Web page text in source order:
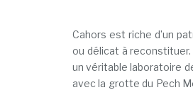
Cahors est riche d’un
ou délicat à
un véritable laboratoire
avec la grotte du Pech